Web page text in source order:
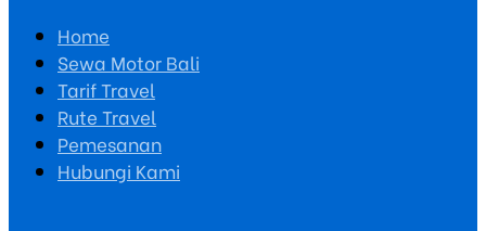
Home
Sewa Motor Bali
Tarif Travel
Rute Travel
Pemesanan
Hubungi Kami